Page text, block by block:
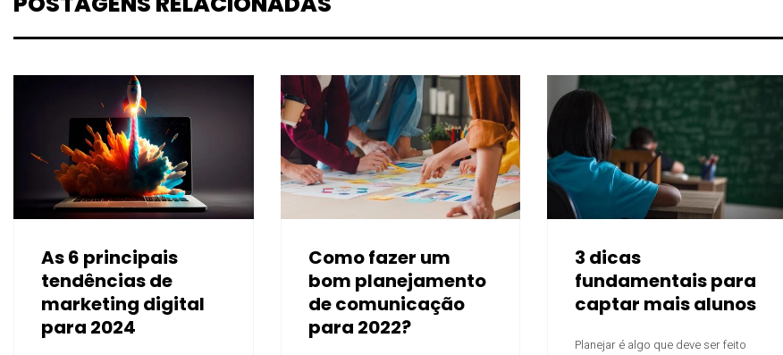
As 6 principais
tendências de
marketing digital
para 2024
Como fazer um
bom planejamento
de comunicação
para 2022?
3 dicas
fundamentais para
captar mais alunos
Planejar é algo que deve ser feito